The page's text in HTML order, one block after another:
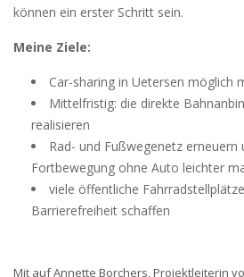
können ein erster Schritt sein.
Meine Ziele:
Car-sharing in Uetersen möglich
Mittelfristig: die direkte
realisieren
Rad- und Fußwegenetz erneuern
Fortbewegung ohne Auto leichter
viele öffentliche
Barrierefreiheit schaffen
Mit auf Annette Borchers, Projektleiterin